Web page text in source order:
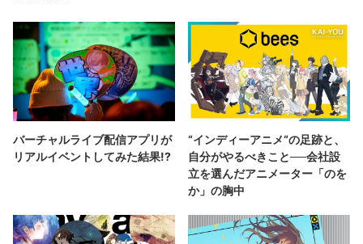
バーチャルライブ配信アプリが
リアルイベントしてみた結果!?
“インディーアニメ“の足跡と、
自分がやるべきこと──会社設
立を選んだアニメーター「のを
か」の胸中